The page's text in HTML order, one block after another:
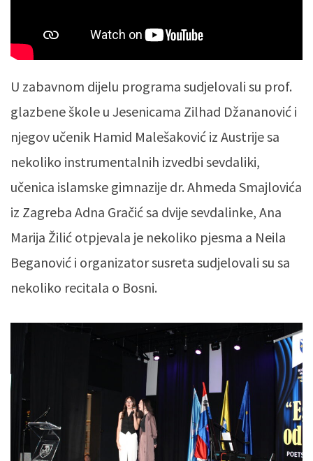
U zabavnom dijelu programa sudjelovali su prof.
glazbene škole u Jesenicama Zilhad Džananović i
njegov učenik Hamid Malešaković iz Austrije sa
nekoliko instrumentalnih izvedbi sevdaliki,
učenica islamske gimnazije dr. Ahmeda Smajlovića
iz Zagreba Adna Gračić sa dvije sevdalinke, Ana
Marija Žilić otpjevala je nekoliko pjesma a Neila
Beganović i organizator susreta sudjelovali su sa
nekoliko recitala o Bosni.